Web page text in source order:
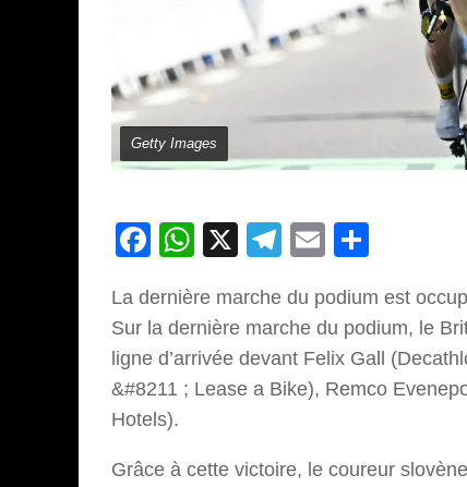
Getty Images
Facebook
WhatsApp
X Telegram
Email
La dernière marche du podium est
Sur la dernière marche du podium, le
ligne d’arrivée devant Felix Gall
&#8211 ; Lease a Bike), Remco
Hotels).
Grâce à cette victoire, le coureur